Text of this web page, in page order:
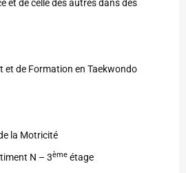
et de celle des autres dans des
et de Formation en Taekwondo
la Motricité
N – 3ème étage